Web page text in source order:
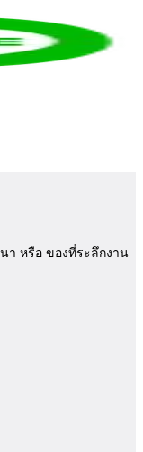
า หรือ ของที่ระลึกงาน